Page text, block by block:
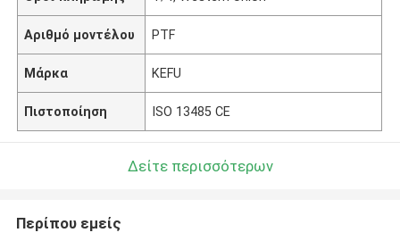
Αριθμό μοντέλου PTF
Μάρκα KEFU
Πιστοποίηση ISO 13485 CE
Δείτε περισσότερων
Περίπου εμείς